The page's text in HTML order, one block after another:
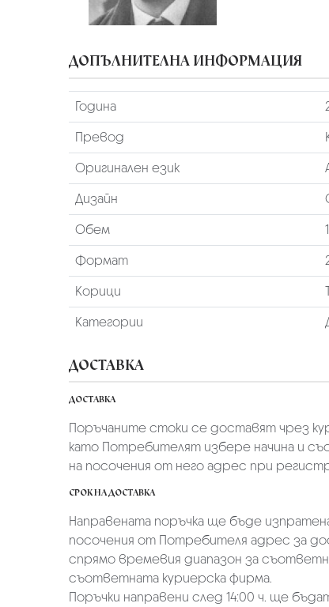
ДОПЪЛНИТЕЛНА ИНФОРМАЦИЯ
Година
Превод
Оригинален език
Дизайн
Обем
Формат
Корици
Категории
ДОСТАВКА
ДОСТАВКА
Поръчаните стоки се доставят чрез
като Потребителят избере начина и
на посочения от него адрес при
СРОК НА ДОСТАВКА
Направената поръчка ще бъде
посочения от Потребителя адрес за
спрямо времевия диапазон за
съответната куриерска фирма.
Поръчки направени след 14:00 ч. ще